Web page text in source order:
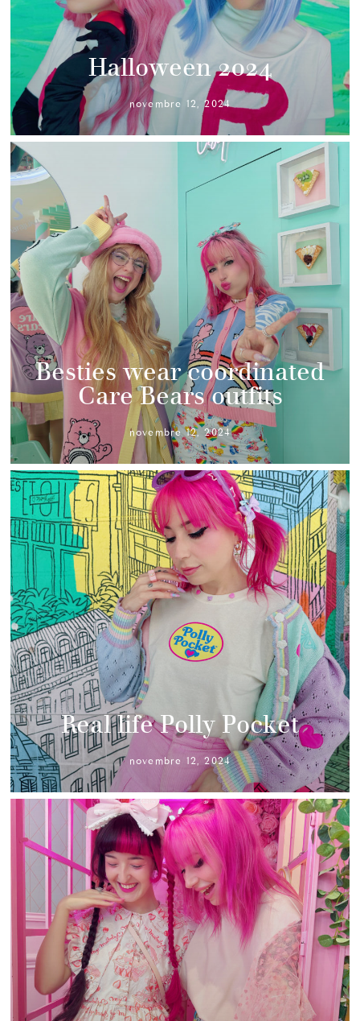
Halloween 2024
novembre 12, 2024
Besties wear coordinated
Care Bears outfits
novembre 12, 2024
Real life Polly Pocket
novembre 12, 2024